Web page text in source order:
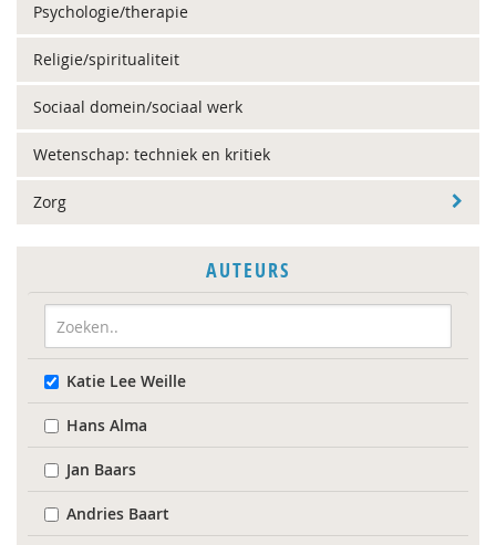
Psychologie/therapie
Religie/spiritualiteit
Sociaal domein/sociaal werk
Wetenschap: techniek en kritiek
Zorg
AUTEURS
Katie Lee Weille
Hans Alma
Jan Baars
Andries Baart